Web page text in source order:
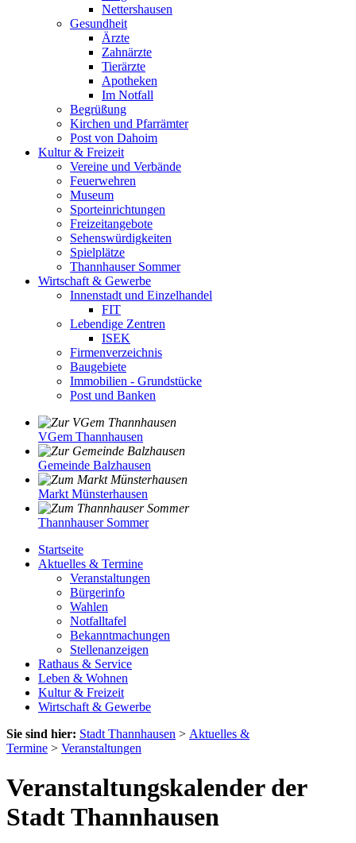
Nettershausen
Gesundheit
Ärzte
Zahnärzte
Tierärzte
Apotheken
Im Notfall
Begrüßung
Kirchen und Pfarrämter
Post von Dahoim
Kultur & Freizeit
Vereine und Verbände
Feuerwehren
Museum
Sporteinrichtungen
Freizeitangebote
Sehenswürdigkeiten
Spielplätze
Thannhauser Sommer
Wirtschaft & Gewerbe
Innenstadt und Einzelhandel
FIT
Lebendige Zentren
ISEK
Firmenverzeichnis
Baugebiete
Immobilien - Grundstücke
Post und Banken
VGem Thannhausen
Gemeinde Balzhausen
Markt Münsterhausen
Thannhauser Sommer
Startseite
Aktuelles & Termine
Veranstaltungen
Bürgerinfo
Wahlen
Notfalltafel
Bekanntmachungen
Stellenanzeigen
Rathaus & Service
Leben & Wohnen
Kultur & Freizeit
Wirtschaft & Gewerbe
Sie sind hier: Stadt Thannhausen > Aktuelles &
Termine > Veranstaltungen
Veranstaltungskalender der
Stadt Thannhausen